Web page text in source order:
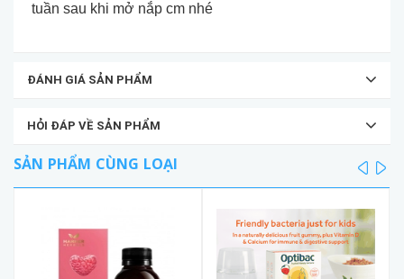
tuần sau khi mở nắp cm nhé
ĐÁNH GIÁ SẢN PHẨM
HỎI ĐÁP VỀ SẢN PHẨM
SẢN PHẨM CÙNG LOẠI prev